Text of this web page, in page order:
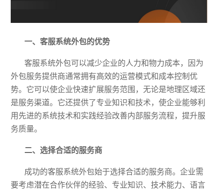
一、客服系统外包的优势
客服系统外包可以减少企业的人力和物力成本，因为
外包服务提供商通常拥有高效的运营模式和成本控制优
势。它可以使企业快速扩展服务范围，无论是地理区域还
是服务渠道。它还提供了专业知识和技术，使企业能够利
用 先进的系统技术和实践经验改善内部服务流程，提升服
务质量。
二、选择合适的服务商
成功的客服系统外包始于选择合适的服务商。企业需
要考虑潜在合作伙伴的经验、专业知识、技术能力、语言